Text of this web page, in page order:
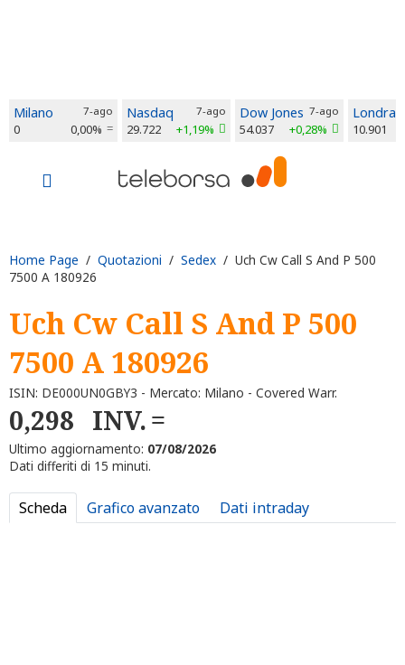
Milano 7-ago
0 0,00%
Nasdaq 7-ago
29.722 +1,19%
Dow Jones 7-ago
54.037 +0,28%
Londra
10.901
Home Page / Quotazioni / Sedex / Uch Cw Call S And P 500
7500 A 180926
Uch Cw Call S And P 500
7500 A 180926
ISIN: DE000UN0GBY3 - Mercato: Milano - Covered Warr.
0,298 INV.
Ultimo aggiornamento: 07/08/2026
Dati differiti di 15 minuti.
Scheda Grafico avanzato Dati intraday